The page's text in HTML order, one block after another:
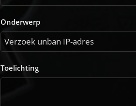
Onderwerp
Toelichting